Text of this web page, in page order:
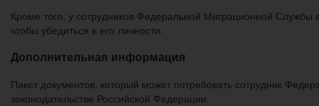
Кроме того, у сотрудников Федеральной Миграционной Службы
чтобы убедиться в его личности.
Дополнительная информация
Пакет документов, который может потребовать сотрудник
законодательстве Российской Федерации.